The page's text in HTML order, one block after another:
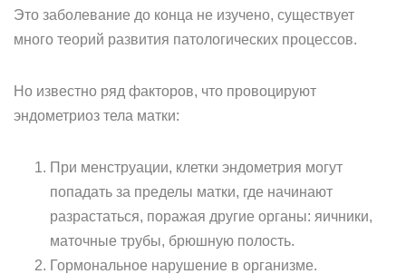
Это заболевание до конца не изучено, существует
много теорий развития патологических процессов.
Но известно ряд факторов, что провоцируют
эндометриоз тела матки:
При менструации, клетки эндометрия могут
попадать за пределы матки, где начинают
разрастаться, поражая другие органы: яичники,
маточные трубы, брюшную полость.
Гормональное нарушение в организме.